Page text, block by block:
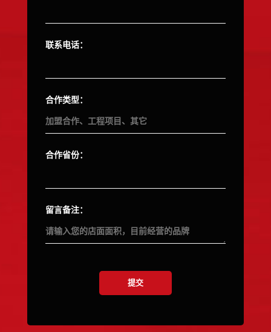
联系电话：
合作类型：
合作省份：
留言备注：